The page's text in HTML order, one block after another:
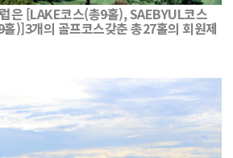
은 [LAKE코스(총9홀), SAEBYUL코스
)]3개의 골프코스갖춘 총27홀의 회원제